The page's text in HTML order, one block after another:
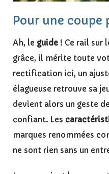
Pour une coupe
Ah, le guide ! Ce rail sur
grâce, il mérite toute
rectification ici, un
élagueuse retrouve sa
devient alors un geste
confiant. Les
marques renommées
ne sont rien sans un